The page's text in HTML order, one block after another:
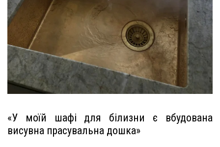
«У моїй шафі для білизни є вбудована
висувна прасувальна дошка»